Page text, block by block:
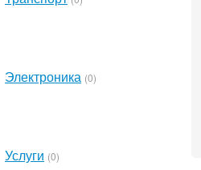
Электроника (0)
Услуги (0)